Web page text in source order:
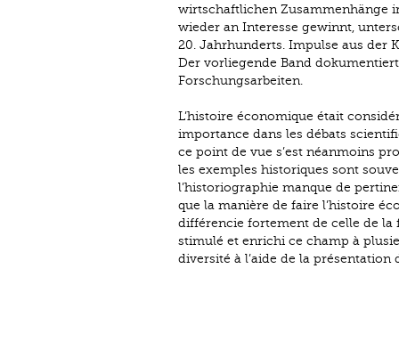
wirtschaftlichen Zusammenhänge
wieder an Interesse gewinnt,
20. Jahrhunderts. Impulse aus der
Der vorliegende Band
Forschungsarbeiten.
L’histoire économique était
importance dans les débats
ce point de vue s’est néanmoins
les exemples historiques sont
l’historiographie manque de
que la manière de faire l’histoire
différencie fortement de celle de la
stimulé et enrichi ce champ à
diversité à l’aide de la